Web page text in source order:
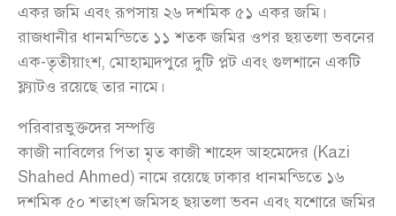
একর জমি এবং রূপসায় ২৬ দশমিক ৫১ একর জমি।
রাজধানীর ধানমন্ডিতে ১১ শতক জমির ওপর ছয়তলা ভবনের
এক-তৃতীয়াংশ, মোহাম্মদপুরে দুটি প্লট এবং গুলশানে একটি
ফ্ল্যাটও রয়েছে তার নামে।
পরিবারভুক্তদের সম্পত্তি
কাজী নাবিলের পিতা মৃত কাজী শাহেদ আহমেদের (Kazi
Shahed Ahmed) নামে রয়েছে ঢাকার ধানমন্ডিতে ১৬
দশমিক ৫০ শতাংশ জমিসহ ছয়তলা ভবন এবং যশোরে জমির